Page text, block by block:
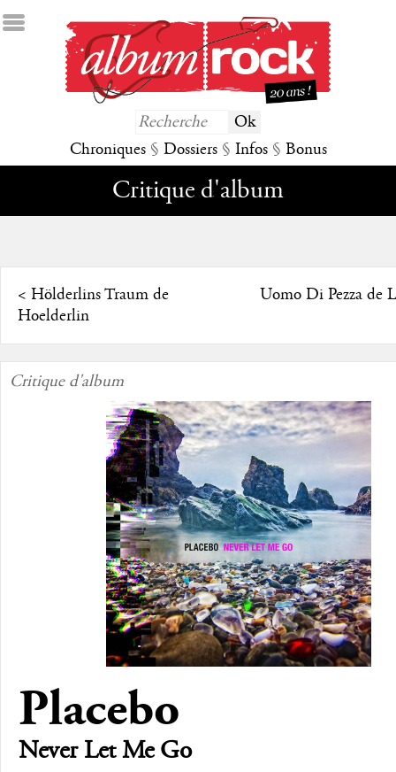
Chroniques § Dossiers § Infos § Bonus
Critique d'album
< Hölderlins Traum de
Hoelderlin
Uomo Di Pezza de
Critique d'album
Placebo
Never Let Me Go